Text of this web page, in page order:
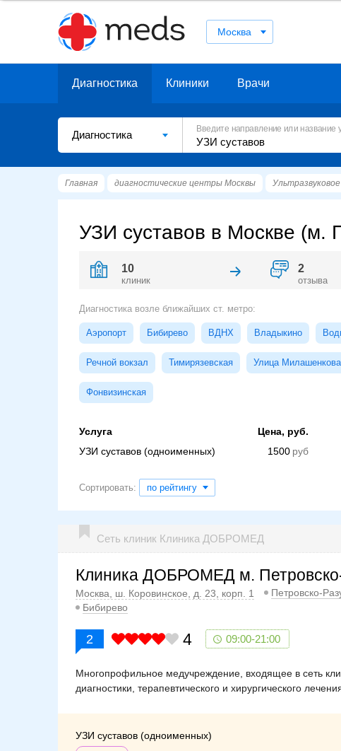
Москва
Диагностика Клиники Врачи
Диагностика
Введите направление или название
Главная диагностические центры Москвы
УЗИ суставов в Москве (м.
10
клиник
2
отзыва
Диагностика возле ближайших ст. метро:
Аэропорт Бибирево ВДНХ Владыкино
Речной вокзал Тимирязевская Улица Милашенкова
Фонвизинская
Услуга
Цена, руб.
УЗИ суставов (одноименных)
1500
Сортировать: по рейтингу
Сеть клиник Клиника ДОБРОМЕД
Клиника ДОБРОМЕД м.
Москва, ш. Коровинское, д. 23, корп. 1 Петровско-
Бибирево
2 4 09:00-21:00
Многопрофильное медучреждение, входящее в сеть
диагностики, терапевтического и хирургического
УЗИ суставов (одноименных)